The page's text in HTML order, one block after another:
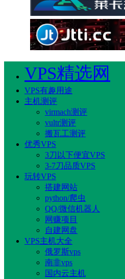
VPS精选网
VPS有趣用途
主机测评
virmach测评
vultr测评
搬瓦工测评
优秀VPS
3刀以下便宜VPS
3-7刀品质VPS
玩转VPS
搭建网站
python/爬虫
QQ/微信机器人
网赚项目
自建网盘
VPS主机大全
俄罗斯vps
南非vps
国内云主机